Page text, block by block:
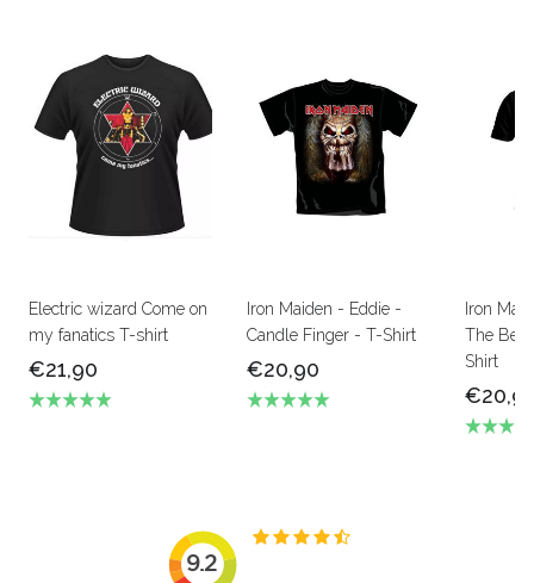
Electric wizard Come on
my fanatics T-shirt
€21,90
Iron Maiden - Eddie -
Candle Finger - T-Shirt
€20,90
Iron
The
Shirt